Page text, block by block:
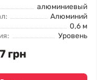
алюминиевый
Алюминий
0,6 м
Уровень
грн